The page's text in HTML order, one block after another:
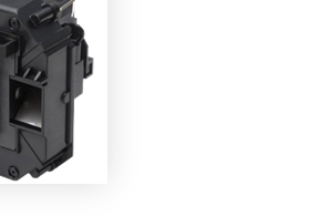
–
15384 ₽